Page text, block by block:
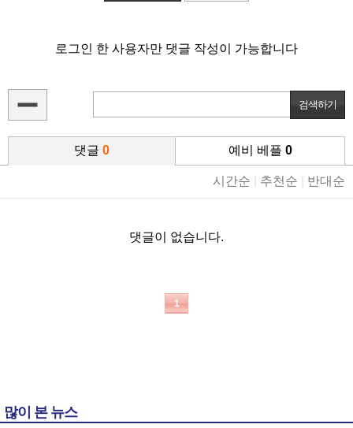
로그인 한 사용자만 댓글 작성이 가능합니다
댓글 0 예비 베플 0
시간순 추천순 반대순
댓글이 없습니다.
1
많이 본 뉴스